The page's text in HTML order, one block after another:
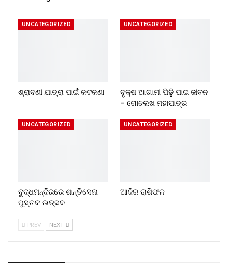
UNCATEGORIZED
ଶ୍ରାବଣୀ ଯାତ୍ରା ପାଇଁ କଟକଣା
UNCATEGORIZED
ବୃକ୍ଷ ଆଗାମୀ ପିଢ଼ି ପାଇ ଜୀବନ
– ଗୋଲେଖ ମହାପାତ୍ର
UNCATEGORIZED
ବୁଦ୍ଧମନ୍ଦିରରେ ଶାନ୍ତିସେନା
ପୁସ୍ତକ ଉତ୍ସବ
UNCATEGORIZED
ଆଜିର ରାଶିଫଳ
PREV NEXT